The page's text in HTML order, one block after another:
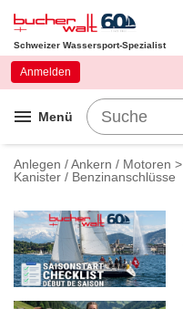
Schweizer Wassersport-Spezialist
menu Menü
Anmelden
Anlegen / Ankern / Motoren >
Kanister / Benzinanschlüsse